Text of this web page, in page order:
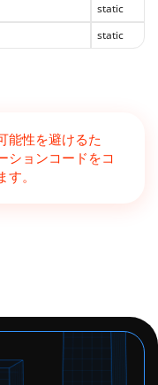
static
static
能性を避けるた
ションコードをコ
。